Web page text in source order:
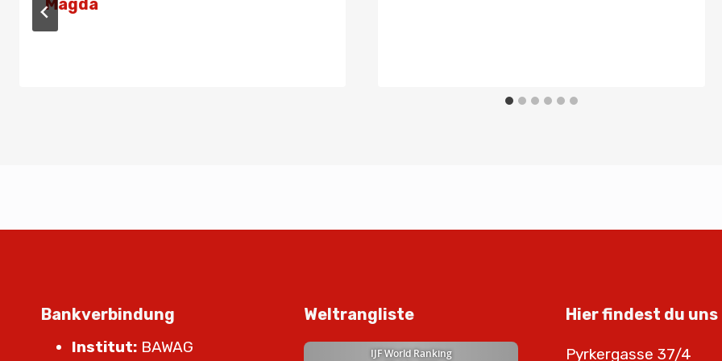
Magda
Bankverbindung
Institut: BAWAG
Weltrangliste Hier findest du uns
Pyrkergasse 37/4